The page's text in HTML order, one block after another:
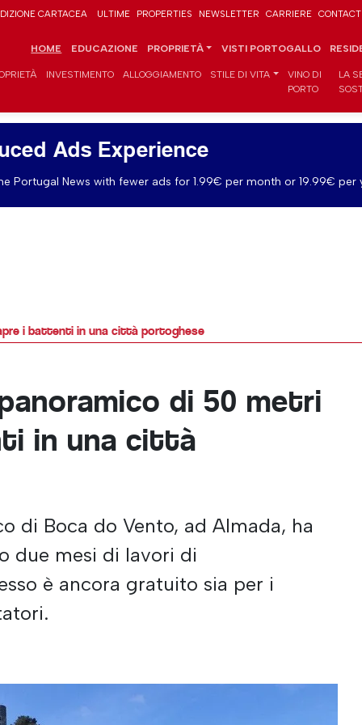
CARTACEA ULTIME PROPERTIES NEWSLETTER CARRIERE
HOME EDUCAZIONE PROPRIETÀ VISTI PORTOGALLO
INVESTIMENTO ALLOGGIAMENTO STILE DI VITA
VINO DI
PORTO
LA
Ads Experience
Portugal News with fewer ads for 1.99€ per month or 19.99€ per
i battenti in una città portoghese
di 50 metri
in una città
di Boca do Vento, ad Almada, ha
due mesi di lavori di
è ancora gratuito sia per i